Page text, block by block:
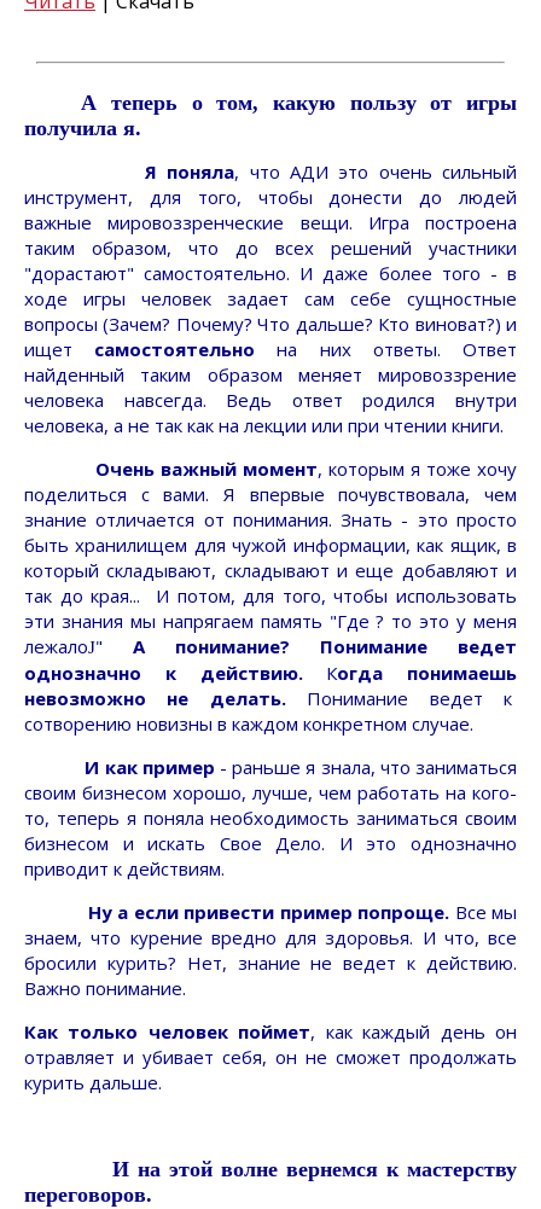
А теперь о том, какую пользу от игры
получила я.
Я поняла, что АДИ это очень сильный
инструмент, для того, чтобы донести до людей
важные мировоззренческие вещи. Игра построена
таким образом, что до всех решений участники
"дорастают" самостоятельно. И даже более того - в
ходе игры человек задает сам себе сущностные
вопросы (Зачем? Почему? Что дальше? Кто виноват?) и
ищет самостоятельно на них ответы. Ответ
найденный таким образом меняет мировоззрение
человека навсегда. Ведь ответ родился внутри
человека, а не так как на лекции или при чтении книги.
Очень важный момент, которым я тоже хочу
поделиться с вами. Я впервые почувствовала, чем
знание отличается от понимания. Знать - это просто
быть хранилищем для чужой информации, как ящик, в
который складывают, складывают и еще добавляют и
так до края... И потом, для того, чтобы использовать
эти знания мы напрягаем память "Где ? то это у меня
лежалоJ" А понимание?
Понимание ведет
однозначно к действию.Когда понимаешь
невозможно не делать.Понимание ведет к
сотворению новизны в каждом конкретном случае.
И как пример - раньше я знала, что заниматься
своим бизнесом хорошо, лучше, чем работать на кого-
то, теперь я поняла необходимость заниматься своим
бизнесом и искать Свое Дело. И это однозначно
приводит к действиям.
Ну а если привести пример попроще. Все мы
знаем, что курение вредно для здоровья. И что, все
бросили курить? Нет, знание не ведет к действию.
Важно понимание.
Как только человек поймет, как каждый день он
отравляет и убивает себя, он не сможет продолжать
курить дальше.
И на этой волне вернемся к мастерству
переговоров.